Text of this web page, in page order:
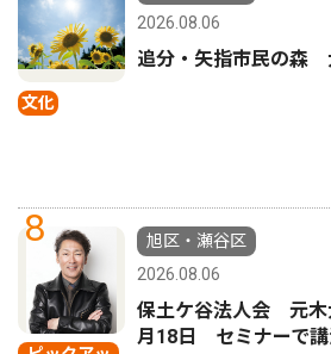
文化
2026.08.06
追分・矢指市民の森
8
旭区・瀬谷区
2026.08.06
保土ケ谷法人会 元
月18日 セミナーで